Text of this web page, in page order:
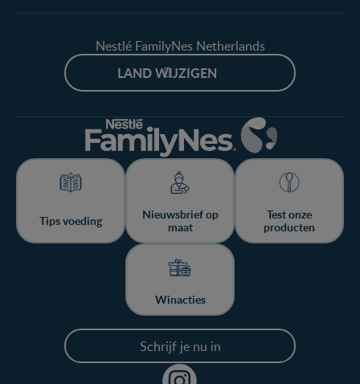
Nestlé FamilyNes Netherlands
LAND WIJZIGEN
Tips voeding
Nieuwsbrief op
maat
Test onze
producten
Winacties
Schrijf je nu in